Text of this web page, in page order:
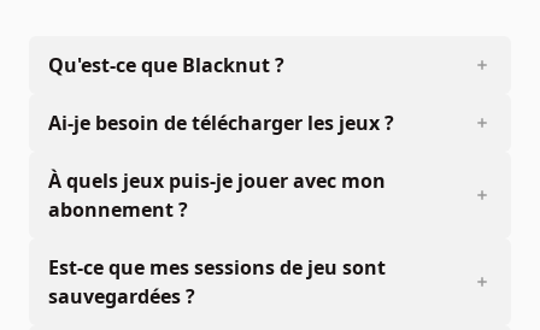
Qu'est-ce que Blacknut ?
Ai-je besoin de télécharger les jeux ?
À quels jeux puis-je jouer avec mon
abonnement ?
Est-ce que mes sessions de jeu sont
sauvegardées ?